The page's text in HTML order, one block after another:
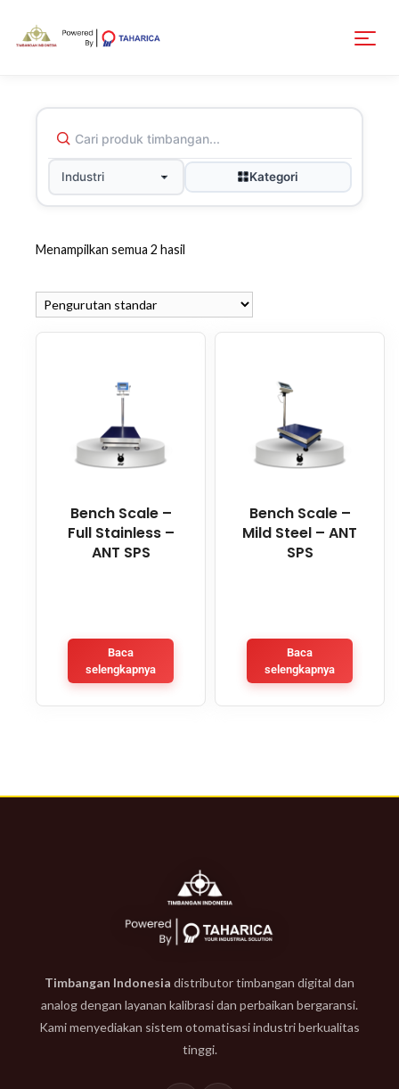
Industri Kategori
Menampilkan semua 2 hasil
Bench Scale –
Full Stainless –
ANT SPS
Baca
selengkapnya
Bench Scale –
Mild Steel – ANT
SPS
Baca
selengkapnya
Timbangan Indonesia distributor timbangan digital dan
analog dengan layanan kalibrasi dan perbaikan bergaransi.
Kami menyediakan sistem otomatisasi industri berkualitas
tinggi.